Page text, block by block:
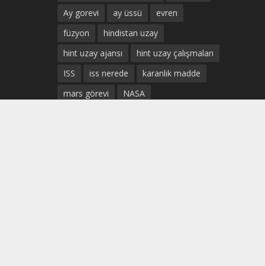
Ay gorevi
ay üssü
evren
füzyon
hindistan uzay
hint uzay ajansı
hint uzay çalışmaları
ISS
iss nerede
karanlık madde
mars görevi
NASA